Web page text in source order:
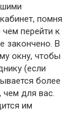
помня
перейти к
закончено. В
окну, чтобы
(если
более
чем для вас.
им